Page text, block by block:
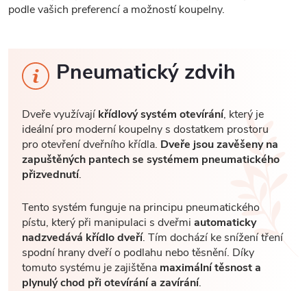
podle vašich preferencí a možností koupelny.
Pneumatický zdvih
Dveře využívajíkřídlový systém otevírání, který je
ideální pro moderní koupelny s dostatkem prostoru
pro otevření dveřního křídla. Dveře jsou zavěšeny na
zapuštěných pantech se systémem pneumatického
přizvednutí.
Tento systém funguje na principu pneumatického
pístu, který při manipulaci s dveřmi automaticky
nadzvedává křídlo dveří. Tím dochází ke snížení tření
spodní hrany dveří o podlahu nebo těsnění. Díky
tomuto systému je zajištěna maximální těsnost a
plynulý chod při otevírání a zavírání.